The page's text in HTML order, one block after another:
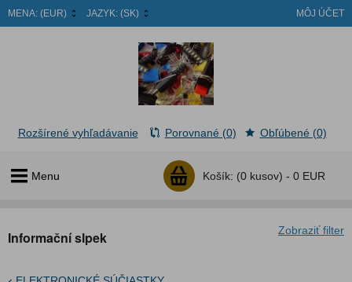
MENA: (EUR) JAZYK: (SK) MÔJ ÚČET
Menu Košík: (0 kusov) - 0 EUR
Rozšírené vyhľadávanie Porovnané (0) Obľúbené (0)
Zobraziť filter
Informační slpek